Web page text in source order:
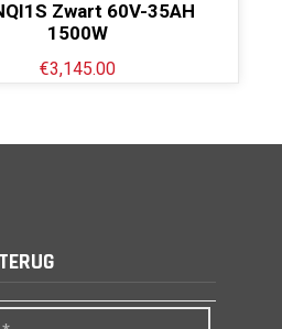
Zwart 60V-35AH
1500W
€3,145.00